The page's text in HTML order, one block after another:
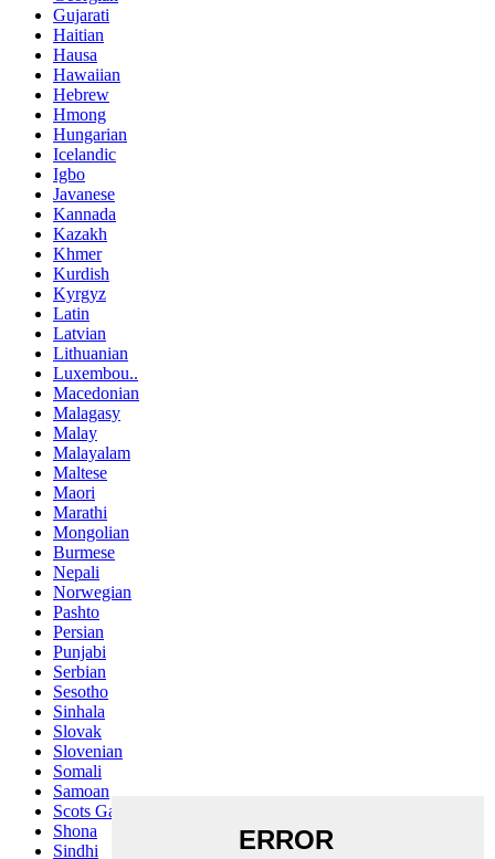
Gujarati
Haitian
Hausa
Hawaiian
Hebrew
Hmong
Hungarian
Icelandic
Igbo
Javanese
Kannada
Kazakh
Khmer
Kurdish
Kyrgyz
Latin
Latvian
Lithuanian
Luxembou..
Macedonian
Malagasy
Malay
Malayalam
Maltese
Maori
Marathi
Mongolian
Burmese
Nepali
Norwegian
Pashto
Persian
Punjabi
Serbian
Sesotho
Sinhala
Slovak
Slovenian
Somali
Samoan
Scots Gaelic
Shona
Sindhi